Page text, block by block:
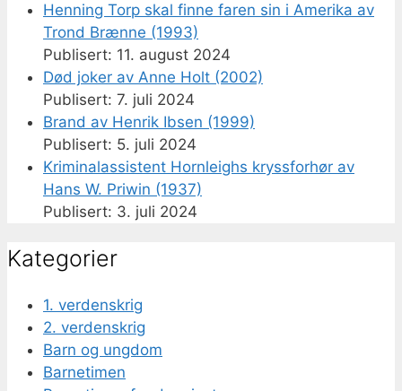
Henning Torp skal finne faren sin i Amerika av
Trond Brænne (1993)
11. august 2024
Død joker av Anne Holt (2002)
7. juli 2024
Brand av Henrik Ibsen (1999)
5. juli 2024
Kriminalassistent Hornleighs kryssforhør av
Hans W. Priwin (1937)
3. juli 2024
Kategorier
1. verdenskrig
2. verdenskrig
Barn og ungdom
Barnetimen